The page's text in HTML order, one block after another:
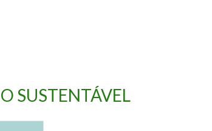
SUSTENTÁVEL